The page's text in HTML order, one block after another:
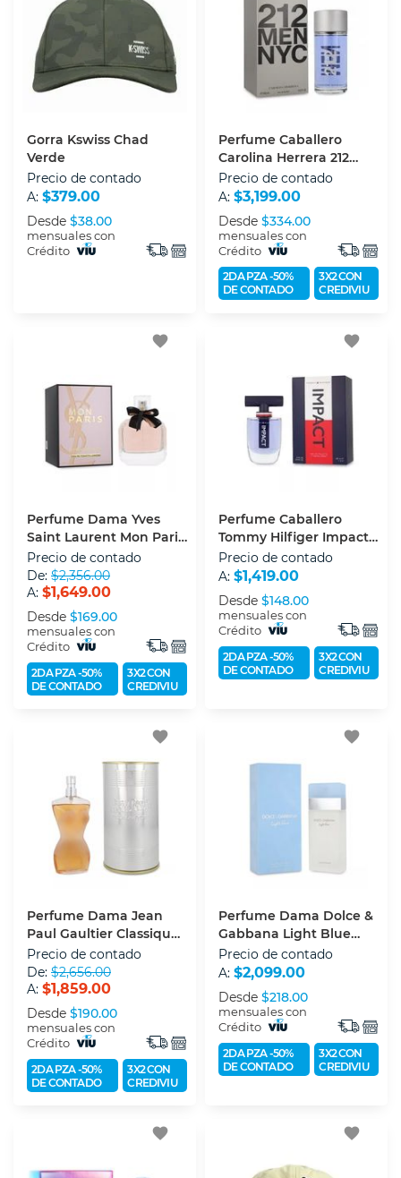
Gorra Kswiss Chad
Verde
Precio de contado
A: $379.00
Desde $38.00
mensuales con
Crédito
Perfume Caballero
Carolina Herrera 212
(edt) Eau De Toilette
200 Ml
Precio de contado
A: $3,199.00
Desde $334.00
mensuales con
Crédito
2DA PZA -50%
DE CONTADO
3X2 CON
CREDIVIU
favorite
Perfume Dama Yves
Saint Laurent Mon Paris
Lumiere (edt) Eau De
Toilette 100 Ml
Precio de contado
De: $2,356.00
A: $1,649.00
Desde $169.00
mensuales con
Crédito
2DA PZA -50%
DE CONTADO
3X2 CON
CREDIVIU
favorite
Perfume Caballero
Tommy Hilfiger Impact
(edt) Eau De Toilette 100
Ml
Precio de contado
A: $1,419.00
Desde $148.00
mensuales con
Crédito
2DA PZA -50%
DE CONTADO
3X2 CON
CREDIVIU
favorite
Perfume Dama Jean
Paul Gaultier Classique
(edt) Eau De Toilette 100
Ml
Precio de contado
De: $2,656.00
A: $1,859.00
Desde $190.00
mensuales con
Crédito
2DA PZA -50%
DE CONTADO
3X2 CON
CREDIVIU
favorite
Perfume Dama Dolce &
Gabbana Light Blue
(edt) Eau De Toilette 100
Ml
Precio de contado
A: $2,099.00
Desde $218.00
mensuales con
Crédito
2DA PZA -50%
DE CONTADO
3X2 CON
CREDIVIU
favorite favorite